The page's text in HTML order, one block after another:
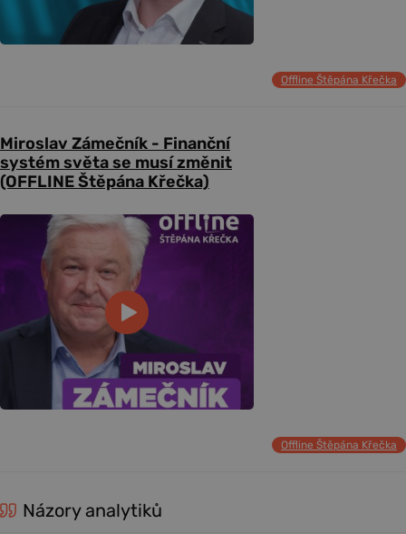
Offline Štěpána Křečka
Miroslav Zámečník - Finanční
systém světa se musí změnit
(OFFLINE Štěpána Křečka)
Offline Štěpána Křečka
Názory analytiků